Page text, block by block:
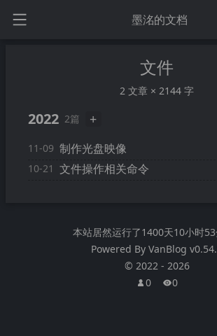
墨洺的文档
文件
2 文章 × 2144 字
2022 2篇 +
11-09 制作光盘映像
10-21 文件操作相关命令
本站居然运行了1400天10小时
Powered By VanBlog
© 2022- 2026
0
0